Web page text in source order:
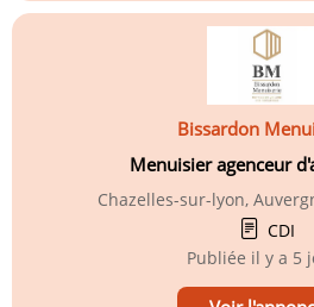
Bissardon
Menuisier agenceur
Chazelles-sur-lyon,
CDI
Publiée il y a 5